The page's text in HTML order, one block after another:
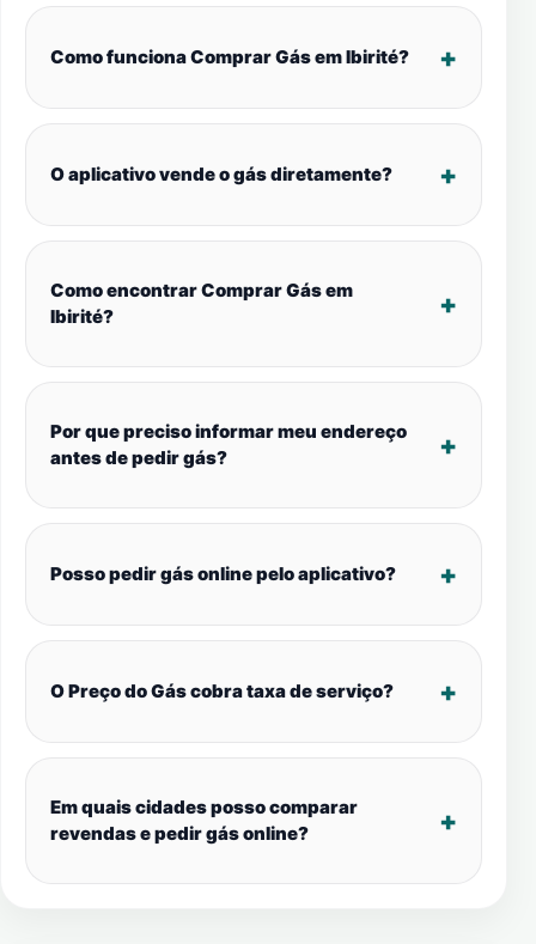
Como funciona Comprar Gás em Ibirité?
O aplicativo vende o gás diretamente?
Como encontrar Comprar Gás em
Ibirité?
Por que preciso informar meu endereço
antes de pedir gás?
Posso pedir gás online pelo aplicativo?
O Preço do Gás cobra taxa de serviço?
Em quais cidades posso comparar
revendas e pedir gás online?